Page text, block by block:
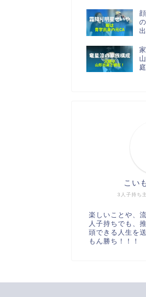
3人子持ち
こい
楽しいことや、
人子持ちでも、
頭できる人生を
もん勝ち！！！